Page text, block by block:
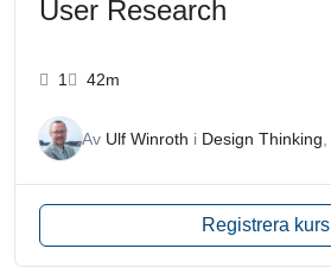
User Research
1 42m
Av Ulf Winroth i Design Thinking
Registrera kurs